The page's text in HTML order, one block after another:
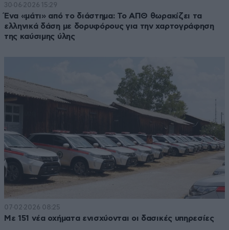
30·06·2026 15:29
Ένα «μάτι» από το διάστημα: Το ΑΠΘ θωρακίζει τα
ελληνικά δάση με δορυφόρους για την χαρτογράφηση
της καύσιμης ύλης
07·02·2026 08:25
Με 151 νέα οχήματα ενισχύονται οι δασικές υπηρεσίες